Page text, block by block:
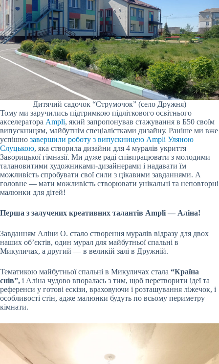
Дитячий садочок “Струмочок” (село Дружня)
Тому ми заручились підтримкою підліткового освітнього
акселератора Ampli, який запропонував стажування в Б50 своїм
випускницям, майбутнім спеціалістками дизайну. Раніше ми вже
успішно завершили роботу з випускницею Ampli Уляною
Слуцькою, яка створила дизайни для 4 муралів укриття
Заворицької гімназії. Ми дуже раді співпрацювати з молодими
талановитими художниками-дизайнерами і надавати їм
можливість спробувати свої сили з цікавими завданнями. А
головне — мати можливість створювати унікальні та неповторні
малюнки для дітей!
Перша з залучених креативних талантів Ampli — Аліна!
Завданням Аліни О. стало створення муралів відразу для двох
наших об’єктів, один мурал для майбутньої спальні в
Микуличах, а другий — в великій залі в Дружній.
Тематикою майбутньої спальні в Микуличах стала “Країна
снів”, і Аліна чудово впоралась з тим, щоб перетворити ідеї та
референси у готові ескізи, враховуючи і розташування ліжечок, і
особливості стін, адже малюнки будуть по всьому периметру
кімнати.